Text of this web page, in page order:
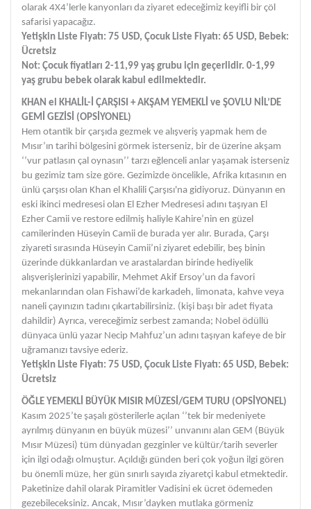
olarak 4X4’lerle kanyonları da ziyaret edeceğimiz keyifli bir çöl
safarisi yapacağız.
Yetişkin Liste Fiyatı: 75 USD, Çocuk Liste Fiyatı: 65 USD, Bebek:
Ücretsiz
Not: Çocuk fiyatları 2-11,99 yaş grubu için geçerlidir. 0-1,99
yaş grubu bebek olarak kabul edilmektedir.
KHAN el KHALİL-İ ÇARŞISI + AKŞAM YEMEKLİ ve ŞOVLU NİL’DE
GEMİ GEZİSİ (OPSİYONEL)
Hem otantik bir çarşıda gezmek ve alışveriş yapmak hem de
Mısır’ın tarihi bölgesini görmek isterseniz, bir de üzerine akşam
‘’vur patlasın çal oynasın’’ tarzı eğlenceli anlar yaşamak isterseniz
bu gezimiz tam size göre. Gezimizde öncelikle, Afrika kıtasının en
ünlü çarşısı olan Khan el Khalili Çarşısı'na gidiyoruz. Dünyanın en
eski ikinci medresesi olan El Ezher Medresesi adını taşıyan El
Ezher Camii ve restore edilmiş haliyle Kahire’nin en güzel
camilerinden Hüseyin Camii de burada yer alır. Burada, Çarşı
ziyareti sırasında Hüseyin Camii’ni ziyaret edebilir, beş binin
üzerinde dükkanlardan ve arastalardan birinde hediyelik
alışverişlerinizi yapabilir, Mehmet Akif Ersoy’un da favori
mekanlarından olan Fishawi’de karkadeh, limonata, kahve veya
naneli çayınızın tadını çıkartabilirsiniz. (kişi başı bir adet fiyata
dahildir) Ayrıca, vereceğimiz serbest zamanda; Nobel ödüllü
dünyaca ünlü yazar Necip Mahfuz’un adını taşıyan kafeye de bir
uğramanızı tavsiye ederiz.
Yetişkin Liste Fiyatı: 75 USD, Çocuk Liste Fiyatı: 65 USD, Bebek:
Ücretsiz
ÖĞLE YEMEKLİ BÜYÜK MISIR MÜZESİ/GEM TURU (OPSİYONEL)
Kasım 2025’te şaşalı gösterilerle açılan ‘’tek bir medeniyete
ayrılmış dünyanın en büyük müzesi’’ unvanını alan GEM (Büyük
Mısır Müzesi) tüm dünyadan gezginler ve kültür/tarih severler
için ilgi odağı olmuştur. Açıldığı günden beri çok yoğun ilgi gören
bu önemli müze, her gün sınırlı sayıda ziyaretçi kabul etmektedir.
Paketinize dahil olarak Piramitler Vadisini ek ücret ödemeden
gezebileceksiniz. Ancak, Mısır’dayken mutlaka görmeniz